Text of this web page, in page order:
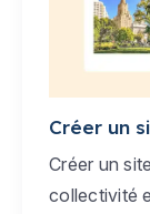
Créer un
Créer un
collectivité